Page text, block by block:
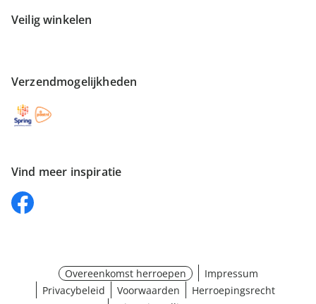
Veilig winkelen
Verzendmogelijkheden
Vind meer inspiratie
Overeenkomst herroepen
Impressum
Privacybeleid
Voorwaarden
Herroepingsrecht